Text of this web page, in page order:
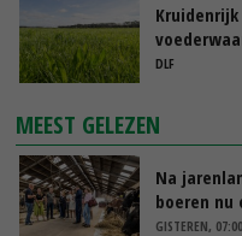
raaigras’
DLF
MEEST GELEZEN
Na
boeren nu
GISTEREN, 07:00